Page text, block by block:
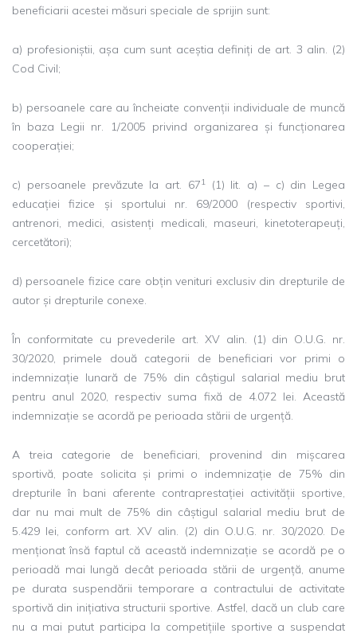
beneficiarii acestei măsuri speciale de sprijin sunt:
a) profesioniștii, așa cum sunt aceștia definiți de art. 3 alin. (2)
Cod Civil;
b) persoanele care au încheiate convenții individuale de muncă
în baza Legii nr. 1/2005 privind organizarea și funcționarea
cooperației;
c) persoanele prevăzute la art. 671(1) lit. a) – c) din Legea
educației fizice și sportului nr. 69/2000 (respectiv sportivi,
antrenori, medici, asistenți medicali, maseuri, kinetoterapeuți,
cercetători);
d) persoanele fizice care obțin venituri exclusiv din drepturile de
autor și drepturile conexe.
În conformitate cu prevederile art. XV alin. (1) din O.U.G. nr.
30/2020, primele două categorii de beneficiari vor primi o
indemnizație lunară de 75% din câștigul salarial mediu brut
pentru anul 2020, respectiv suma fixă de 4.072 lei. Această
indemnizație se acordă pe perioada stării de urgență.
A treia categorie de beneficiari, provenind din mișcarea
sportivă, poate solicita și primi o indemnizație de 75% din
drepturile în bani aferente contraprestației activității sportive,
dar nu mai mult de 75% din câștigul salarial mediu brut de
5.429 lei, conform art. XV alin. (2) din O.U.G. nr. 30/2020. De
menționat însă faptul că această indemnizație se acordă pe o
perioadă mai lungă decât perioada stării de urgență, anume
pe durata suspendării temporare a contractului de activitate
sportivă din inițiativa structurii sportive. Astfel, dacă un club care
nu a mai putut participa la competițiile sportive a suspendat